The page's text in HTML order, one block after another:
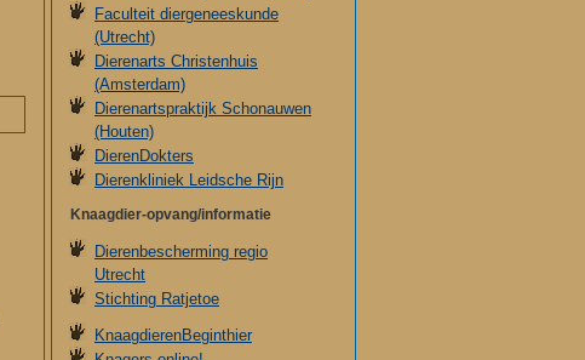
Faculteit diergeneeskunde
(Utrecht)
Dierenarts Christenhuis
(Amsterdam)
Dierenartspraktijk Schonauwen
(Houten)
DierenDokters
Dierenkliniek Leidsche Rijn
Knaagdier-opvang/informatie
Dierenbescherming regio
Utrecht
Stichting Ratjetoe
KnaagdierenBeginthier